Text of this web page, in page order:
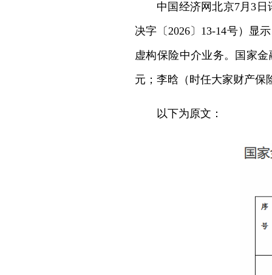
中国经济网北京7月3
决字〔 2026〕 13-14号）显
虚构保险中介业务。国家
元；李晗（时任大家财产保
以下为原文：